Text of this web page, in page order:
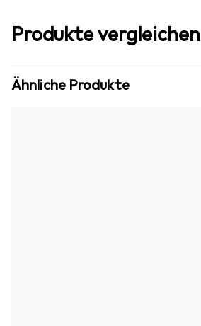
Produkte vergleichen
Ähnliche Produkte